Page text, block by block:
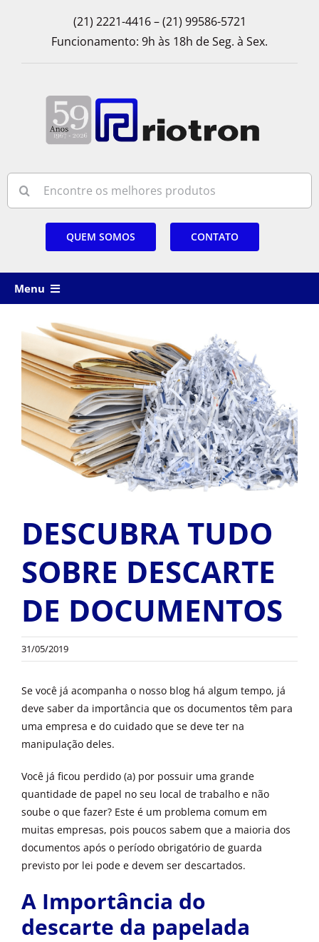
(21) 2221-4416 – (21) 99586-5721
Funcionamento: 9h às 18h de Seg. à Sex.
for:
QUEM SOMOS CONTATO
Menu
ALUGUEL
FRAGMENTADORAS
IMPRESSORAS
MULTIFUNCIONAIS
SUPRIMENTOS
BLOG
OUTROS PRODUTOS
View
Larger
Image
DESCUBRA TUDO
SOBRE DESCARTE
DE DOCUMENTOS
31/05/2019
Se você já acompanha o nosso blog há algum tempo, já
deve saber da importância que os documentos têm para
uma empresa e do cuidado que se deve ter na
manipulação deles.
Você já ficou perdido (a) por possuir uma grande
quantidade de papel no seu local de trabalho e não
soube o que fazer? Este é um problema comum em
muitas empresas, pois poucos sabem que a maioria dos
documentos após o período obrigatório de guarda
previsto por lei pode e devem ser descartados.
A Importância do
descarte da papelada